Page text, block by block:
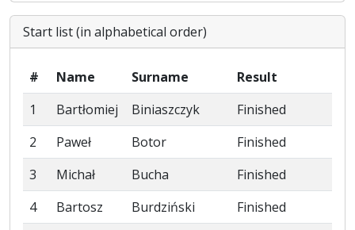
Start list (in alphabetical order)
# Name Surname
Result
1
Bartłomiej Biniaszczyk
Finished
2
Paweł Botor
Finished
3
Michał Bucha
Finished
4
Bartosz Burdziński
Finished